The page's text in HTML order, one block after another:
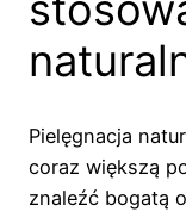
Pielęgnacja
coraz większą
znaleźć bogatą